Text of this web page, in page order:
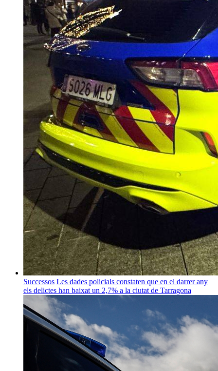
Successos Les dades policials constaten que en el darrer any
els delictes han baixat un 2,7% a la ciutat de Tarragona